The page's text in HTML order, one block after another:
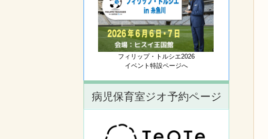
フィリップ・トルシエ2026
イベント特設ページへ
病児保育室ジオ予約ページ